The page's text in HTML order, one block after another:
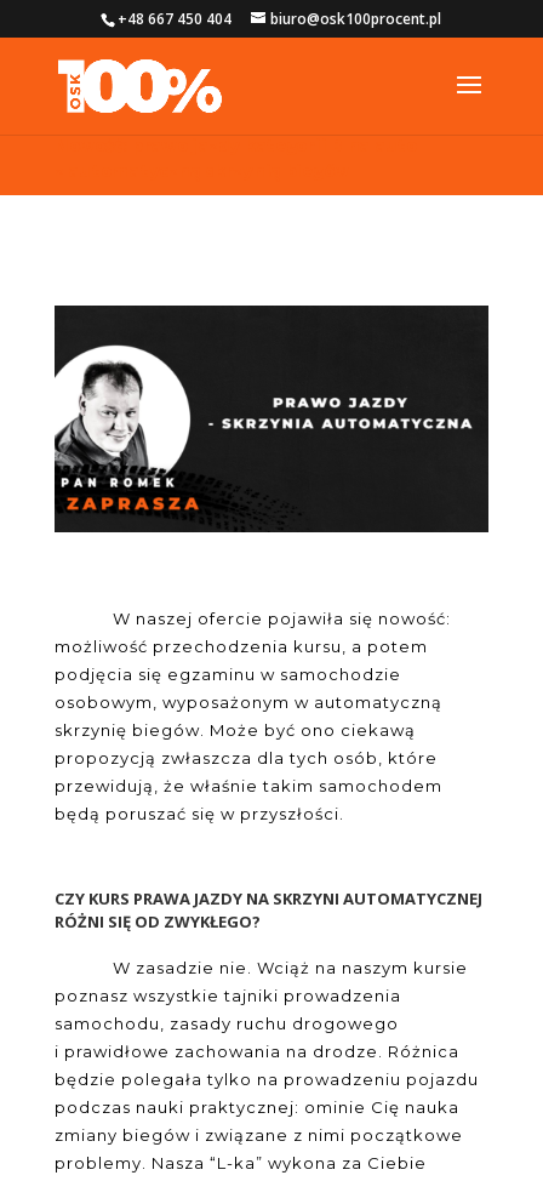
+48 667 450 404 biuro@osk100procent.pl
W naszej ofercie pojawiła się nowość:
możliwość przechodzenia kursu, a potem
podjęcia się egzaminu w samochodzie
osobowym, wyposażonym w automatyczną
skrzynię biegów. Może być ono ciekawą
propozycją zwłaszcza dla tych osób, które
przewidują, że właśnie takim samochodem
będą poruszać się w przyszłości.
CZY KURS PRAWA JAZDY NA SKRZYNI AUTOMATYCZNEJ
RÓŻNI SIĘ OD ZWYKŁEGO?
W zasadzie nie. Wciąż na naszym kursie
poznasz wszystkie tajniki prowadzenia
samochodu, zasady ruchu drogowego
i prawidłowe zachowania na drodze. Różnica
będzie polegała tylko na prowadzeniu pojazdu
podczas nauki praktycznej: ominie Cię nauka
zmiany biegów i związane z nimi początkowe
problemy. Nasza “L-ka” wykona za Ciebie